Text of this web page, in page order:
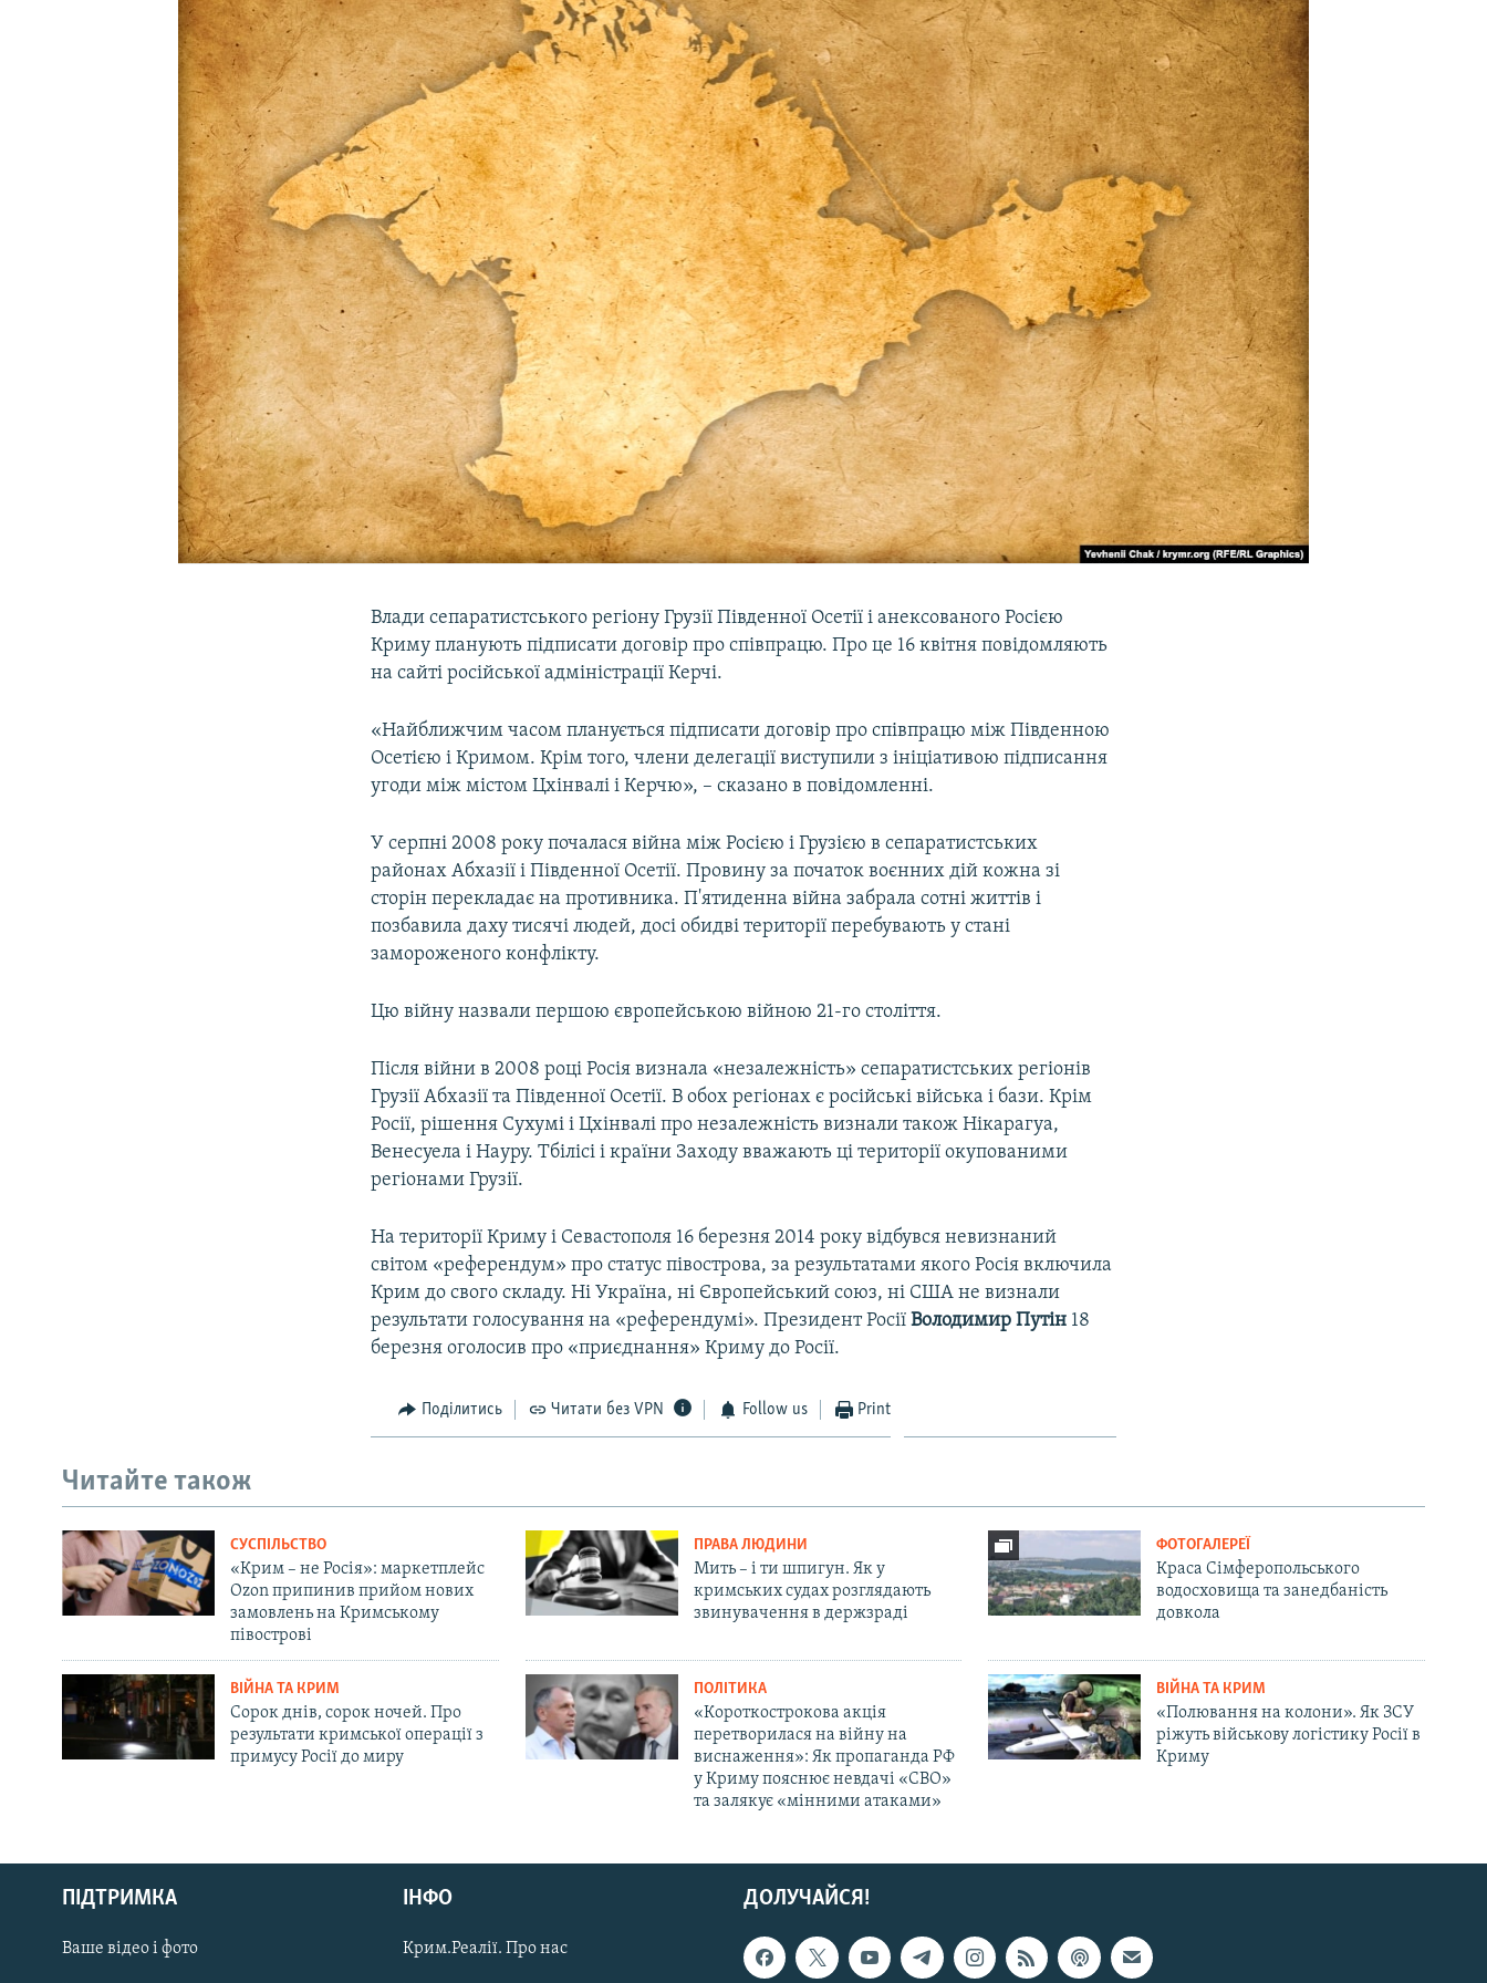
УКРАЇНСЬКА ПРОБЛЕМА КРИМУ
Русский
Qırımtatar
ДОЛУЧАЙСЯ!
Влади сепаратистського регіону Грузії Південної Осетії і анексованого Росією
Криму планують підписати договір про співпрацю. Про це 16 квітня повідомляють
на сайті російської адміністрації Керчі.
«Найближчим часом планується підписати договір про співпрацю між Південною
Осетією і Кримом. Крім того, члени делегації виступили з ініціативою підписання
угоди між містом Цхінвалі і Керчю», – сказано в повідомленні.
У серпні 2008 року почалася війна між Росією і Грузією в сепаратистських
районах Абхазії і Південної Осетії. Провину за початок воєнних дій кожна зі
сторін перекладає на противника. П'ятиденна війна забрала сотні життів і
позбавила даху тисячі людей, досі обидві території перебувають у стані
замороженого конфлікту.
Цю війну назвали першою європейською війною 21-го століття.
Після війни в 2008 році Росія визнала «незалежність» сепаратистських регіонів
Грузії Абхазії та Південної Осетії. В обох регіонах є російські війська і бази. Крім
Росії, рішення Сухумі і Цхінвалі про незалежність визнали також Нікарагуа,
Венесуела і Науру. Тбілісі і країни Заходу вважають ці території окупованими
регіонами Грузії.
На території Криму і Севастополя 16 березня 2014 року відбувся невизнаний
світом «референдум» про статус півострова, за результатами якого Росія включила
Крим до свого складу. Ні Україна, ні Європейський союз, ні США не визнали
результати голосування на «референдумі». Президент РосіїВолодимир Путін 18
березня оголосив про «приєднання» Криму до Росії.
Поділитись Читати без VPN Follow us Print
Читайте також
СУСПІЛЬСТВО
«Крим – не Росія»: маркетплейс
Ozon припинив прийом нових
замовлень на Кримському
півострові
ПРАВА ЛЮДИНИ
Мить – і ти шпигун. Як у
кримських судах розглядають
звинувачення в держзраді
ФОТОГАЛЕРЕЇ
Краса Сімферопольського
водосховища та занедбаність
довкола
ВІЙНА ТА КРИМ
Сорок днів, сорок ночей. Про
результати кримської операції з
примусу Росії до миру
ПОЛІТИКА
«Короткострокова акція
перетворилася на війну на
виснаження»: Як пропаганда РФ
у Криму пояснює невдачі «СВО»
та залякує «мінними атаками»
ВІЙНА ТА КРИМ
«Полювання на колони». Як ЗСУ
ріжуть військову логістику Росії в
Криму
ДОЛУЧАЙСЯ!
ПІДТРИМКА
Ваше відео і фото
ІНФО
Крим.Реалії. Про нас